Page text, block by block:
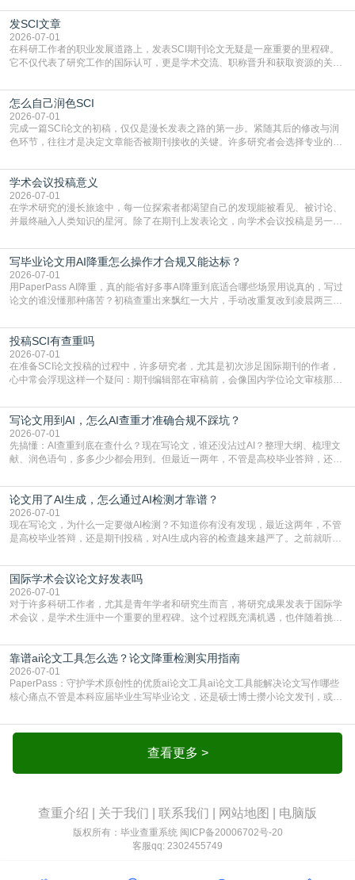
能领到补贴首选‌京东APP‌搜索专属口令(如【家电补贴1637】、【国补立省
4949】等，口令会随活动更新，以页面显示为准)进入补贴专场。淘宝/天猫也可
复制粘贴【8$FKFGgJq
发SCI文章
2026-07-01
在科研工作者的职业发展道路上，发表SCI期刊论文无疑是一座重要的里程碑。
它不仅代表了研究工作的国际认可，更是学术交流、职称晋升和获取资源的关键
战与困惑。从选题立意到投稿回应，每一步都需要精心的策略与扎实的工作。本
篇AEIC学术交流中心小编就为大家介绍“发SCI文章”。一、精准定位是成功的第
一步发表SCI文章，首要解决的问题是“投
怎么自己润色SCI
2026-07-01
完成一篇SCI论文的初稿，仅仅是漫长发表之路的第一步。紧随其后的修改与润
色环节，往往才是决定文章能否被期刊接收的关键。许多研究者会选择专业的语
质量，更能在此过程中深化对学术写作的理解。如何系统、高效地打磨自己的论
文，使其在语言和学术表达上更符合国际期刊的要求，是每位研究者值得投入学
习的技能。本篇AEIC学术交流中心小编就为大家介
学术会议投稿意义
2026-07-01
在学术研究的漫长旅途中，每一位探索者都渴望自己的发现能被看见、被讨论、
并最终融入人类知识的星河。除了在期刊上发表论文，向学术会议投稿是另一个
广阔学术天地的大门，连接着个体研究与社会网络。本篇AEIC学术交流中心小编
就为大家介绍“学术会议投稿意义”。一、加速研究成果的传播与反馈学术会议通
常具有周期短、时效性强的特点。相比期刊漫长的
写毕业论文用AI降重怎么操作才合规又能达标？
2026-07-01
用PaperPass AI降重，真的能省好多事AI降重到底适合哪些场景用说真的，写过
论文的谁没懂那种痛苦？初稿查重出来飘红一大片，手动改重复改到凌晨两三
到秃头。这时候靠谱的AI降重真的就是救命稻草，选对工具，半天就能搞定你两
三天都做不完的事。不是所有人都需要用AI降重，但如果你符合下面这些场景，
真的可以试试：初稿写完重复率远超要
投稿SCI有查重吗
2026-07-01
在准备SCI论文投稿的过程中，许多研究者，尤其是初次涉足国际期刊的作者，
心中常会浮现这样一个疑问：期刊编辑部在审稿前，会像国内学位论文审核那
论文的初审通过率。实际上，SCI期刊对重复内容的审查是严谨投稿流程中不可
或缺的一环。本篇AEIC学术交流中心小编就为大家介绍“投稿SCI有查重吗”。
一、查重是标准流程答案是明确的：绝大多数S
写论文用到AI，怎么AI查重才准确合规不踩坑？
2026-07-01
先搞懂：AI查重到底在查什么？现在写论文，谁还没沾过AI？整理大纲、梳理文
献、润色语句，多多少少都会用到。但最近一两年，不管是高校毕业答辩，还是
须加做AI查重。很多人分不清，AI查重和普通查重到底有啥区别？这里说透：普
通查重查的是你的文字和已公开文献的重复比例，防的是抄袭；AI查重查的是你
的内容里，有多少是AI生成的，防的是过
论文用了AI生成，怎么通过AI检测才靠谱？
2026-07-01
现在写论文，为什么一定要做AI检测？不知道你有没有发现，最近这两年，不管
是高校毕业答辩，还是期刊投稿，对AI生成内容的检查越来越严了。之前就听身
要求修改，还差点被判定学术不规范，真的太冤了。现在国内多数高校和核心期
刊，都已经明确出台了相关规定：如果使用AI生成内容辅助写作，必须明确标
注，未标注的AI生成内容会被认定为不符合学
国际学术会议论文好发表吗
2026-07-01
对于许多科研工作者，尤其是青年学者和研究生而言，将研究成果发表于国际学
术会议，是学术生涯中一个重要的里程碑。这个过程既充满机遇，也伴随着挑
疑问：国际学术会议论文到底好不好发表？其价值和难度究竟如何衡量。本篇
AEIC学术交流中心小编就为大家介绍“国际学术会议论文好发表吗”。一、会议论
文发表的相对优势与期刊论文相比，国际会议论文的发
靠谱ai论文工具怎么选？论文降重检测实用指南
2026-07-01
PaperPass：守护学术原创性的优质ai论文工具ai论文工具能解决论文写作哪些
核心痛点不管是本科应届毕业生写毕业论文，还是硕士博士攒小论文发刊，或是
自己逐句读逐句改，熬好几个大夜不说，还经常改不到点上，交上去才发现重复
率超标，再返工太折腾。现在有了成熟的ai论文工具，这些痛点基本都能高效解
决。靠谱的ai论文工具，不止能帮你梳查看更多 >
查重介绍 关于我们 联系我们 网站地图 电脑版
版权所有：毕业查重系统 闽ICP备20006702号-20
客服qq: 2302455749